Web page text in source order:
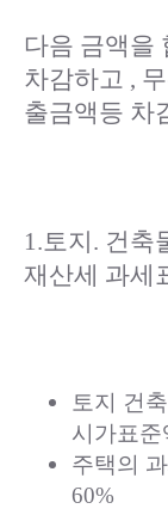
다음 금액을
차감하고 ,
출금액등 차
1.토지. 건축
재산세 과세
토지 건
시가표
주택의
60%